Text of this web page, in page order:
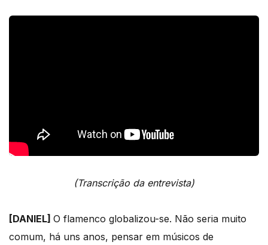
(Transcrição da entrevista)
[DANIEL] O flamenco globalizou-se. Não seria muito
comum, há uns anos, pensar em músicos de